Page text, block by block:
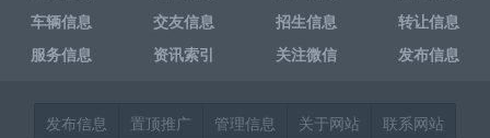
车辆信息
交友信息 招生信息
转让信息
服务信息
资讯索引 关注微信 发布信息
发布信息 置顶推广 管理信息 关于网站
联系网站